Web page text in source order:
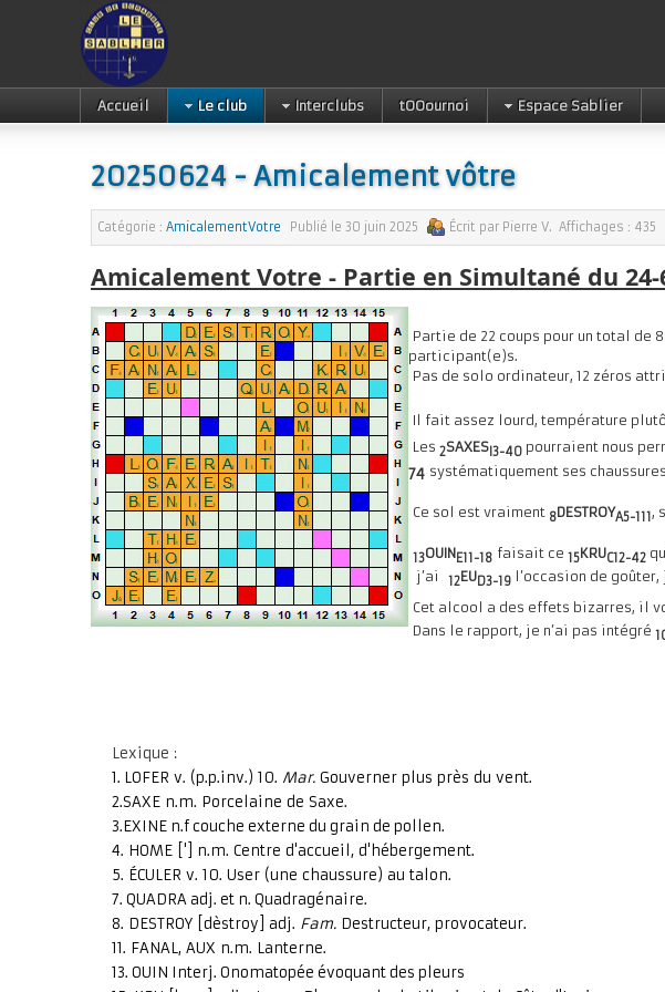
Accueil Le club Interclubs tOOournoi Espace Sablier
20250624 - Amicalement vôtre
Catégorie : AmicalementVotre Publié le 30 juin 2025 Écrit par Pierre V. Affichages : 435
Amicalement Votre - Partie en Simultané du 24-
Partie de 22 coups pour un total de
participant(e)s.
Pas de solo ordinateur, 12 zéros
Il fait assez lourd, température
Les 2SAXES I3-40 pourraient nous
74 systématiquement ses
Ce sol est vraiment 8DESTROYA5-111,
13OUINE11-18 faisait ce 15KRUC12-42
j’ai 12EUD3-19 l’occasion de
Cet alcool a des effets bizarres, il
Dans le rapport, je n’ai pas intégré
Lexique :
1. LOFER v. (p.p.inv.) 10. Mar.Gouverner plus près du vent.
2.SAXE n.m. Porcelaine de Saxe.
3.EXINE n.f couche externe du grain de pollen.
4. HOME ['] n.m. Centre d'accueil, d'hébergement.
5. ÉCULER v. 10. User (une chaussure) au talon.
7. QUADRA adj. et n. Quadragénaire.
8. DESTROY [dèstroy] adj. Fam.Destructeur, provocateur.
11. FANAL, AUX n.m. Lanterne.
13. OUIN Interj. Onomatopée évoquant des pleurs